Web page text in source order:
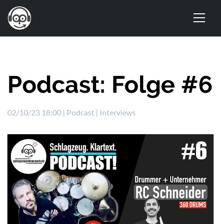
Podcast: Folge #6
02/10/23 18:00 | Podcast | Interviews